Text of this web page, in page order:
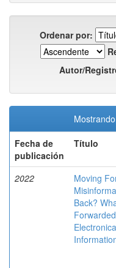
Ordenar por:
Autor/
Fecha de
publicación
Título
2022
Moving
Back?